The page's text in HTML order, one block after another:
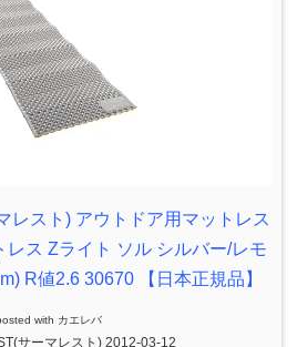
レスト) アウトドア用マットレス
レス Zライト ソル シルバー/レモ
R値2.6 30670 【日本正規品】
with カエレバ
サーマレスト) 2012-03-12